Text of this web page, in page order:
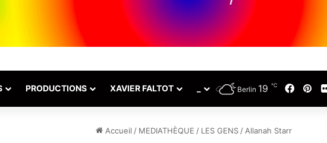
PRODUCTIONS XAVIER FALTOT Berlin 19 ℃
Accueil / MEDIATHÈQUE / LES GENS/Allanah Starr